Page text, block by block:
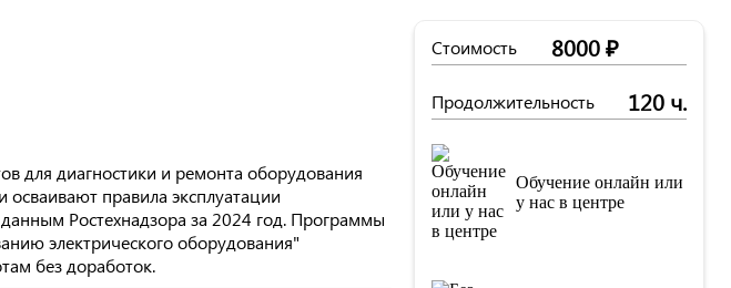
для диагностики и ремонта оборудования
правила эксплуатации
Ростехнадзора за 2024 год. Программы
электрического оборудования"
без доработок.
Стоимость 8000 ₽
Продолжительность 120 ч.
Обучение онлайн или
у нас в центре